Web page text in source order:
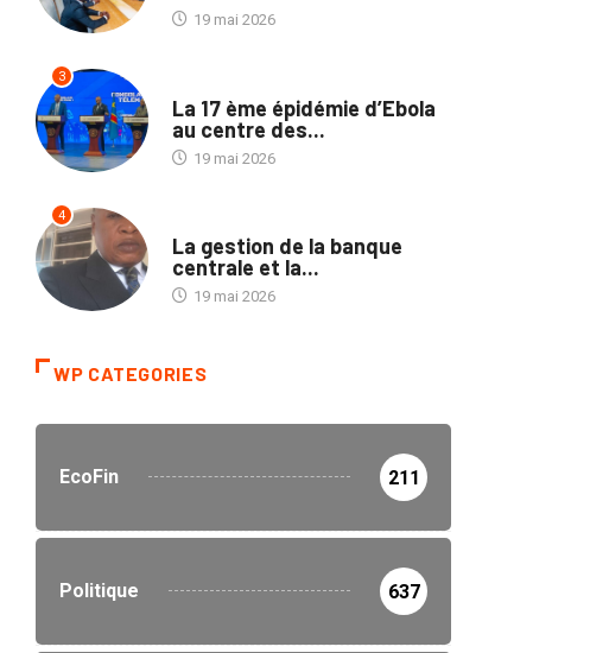
19 mai 2026
3
La 17 ème épidémie d’Ebola
au centre des...
19 mai 2026
4
La gestion de la banque
centrale et la...
19 mai 2026
WP CATEGORIES
EcoFin 211
Politique 637